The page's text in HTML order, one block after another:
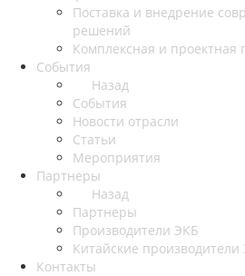
Поставка и внедрение
решений
Комплексная и проектная
События
Назад
События
Новости отрасли
Статьи
Мероприятия
Партнеры
Назад
Партнеры
Производители ЭКБ
Китайские производители
Контакты